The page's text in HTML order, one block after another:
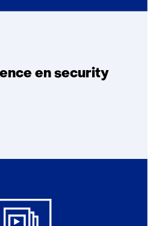
en security